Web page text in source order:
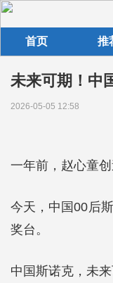
首页 推
未来可期！中
2026-05-05 12:58
一年前，赵心童
今天，中国00后
奖台。
中国斯诺克，未来